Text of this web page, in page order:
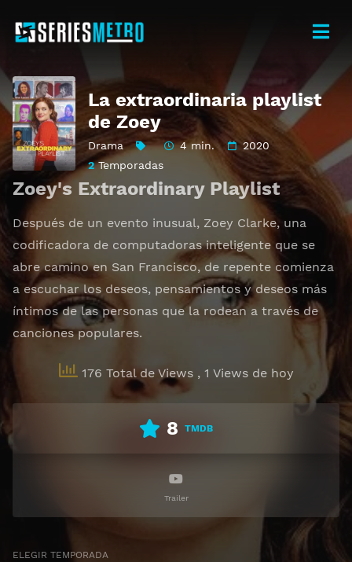
La extraordinaria playlist
de Zoey
Drama 4 min.
2020
2Temporadas
Zoey's Extraordinary Playlist
Después de un evento inusual, Zoey Clarke, una
codificadora de computadoras inteligente que se
abre camino en San Francisco, de repente comienza
a escuchar los deseos, pensamientos y deseos más
íntimos de las personas que la rodean a través de
canciones populares.
176 Total de Views , 1 Views de hoy
8 TMDB
Trailer
ELEGIR TEMPORADA